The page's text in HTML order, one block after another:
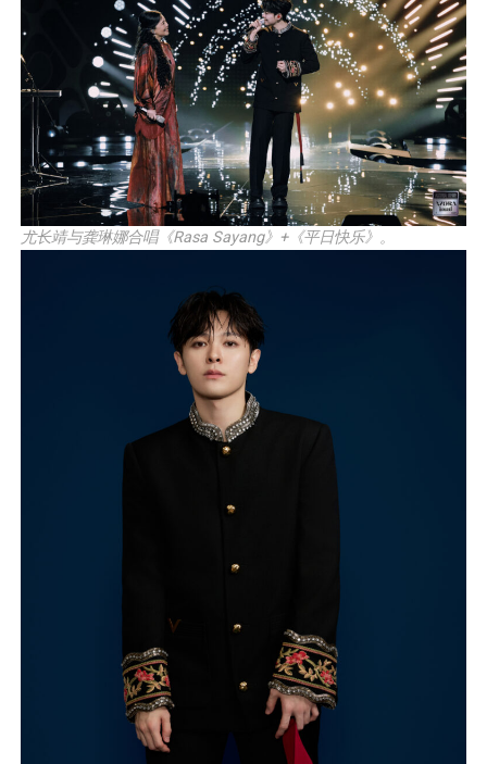
尤长靖与龚琳娜合唱《Rasa Sayang》+《平日快乐》。